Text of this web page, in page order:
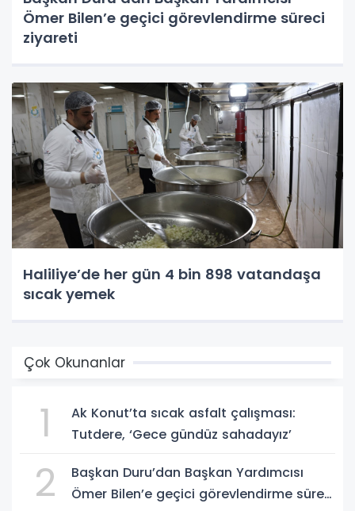
Ömer Bilen’e geçici görevlendirme süreci
ziyareti
Haliliye’de her gün 4 bin 898 vatandaşa
sıcak yemek
Çok Okunanlar
1
Ak Konut’ta sıcak asfalt çalışması:
Tutdere, ‘Gece gündüz sahadayız’
2
Başkan Duru’dan Başkan Yardımcısı
Ömer Bilen’e geçici görevlendirme süreci